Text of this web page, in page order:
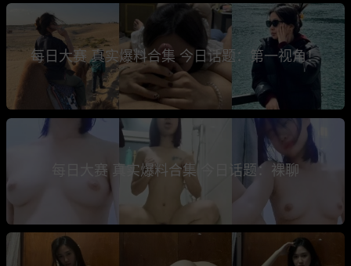
每日大赛 真实爆料合集 今日话题：第一视角！
每日大赛 真实爆料合集 今日话题：裸聊